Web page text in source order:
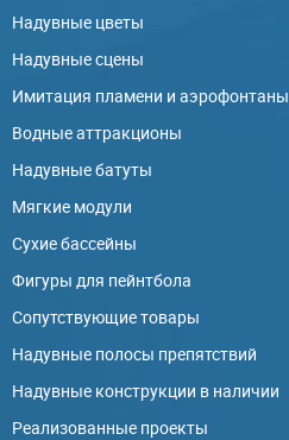
Надувные цветы
Надувные сцены
Имитация пламени и аэрофонтаны
Водные аттракционы
Надувные батуты
Мягкие модули
Сухие бассейны
Фигуры для пейнтбола
Сопутствующие товары
Надувные полосы препятствий
Надувные конструкции в наличии
Реализованные проекты